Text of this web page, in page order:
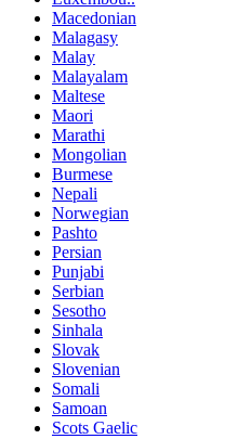
Macedonian
Malagasy
Malay
Malayalam
Maltese
Maori
Marathi
Mongolian
Burmese
Nepali
Norwegian
Pashto
Persian
Punjabi
Serbian
Sesotho
Sinhala
Slovak
Slovenian
Somali
Samoan
Scots Gaelic